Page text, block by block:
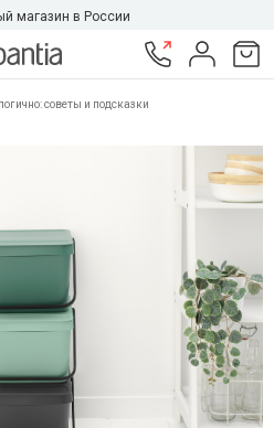
магазин в России
советы и подсказки